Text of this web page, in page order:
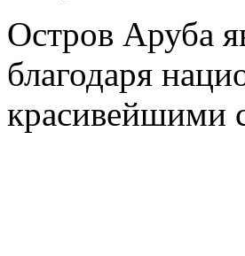
Остров Аруба
благодаря
красивейшими